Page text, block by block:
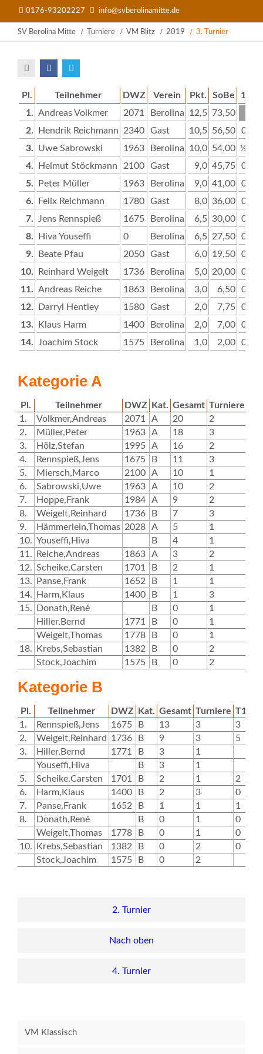
0176-93202227 info@svberolinamitte.de
SV Berolina Mitte Turniere VM Blitz 2019 3. Turnier
Pl. Teilnehmer DWZ Verein Pkt. SoBe 1
1. Andreas Volkmer 2071 Berolina 12,5 73,50
2.
Hendrik Reichmann 2340 Gast 10,5 56,50 0
3.
Uwe Sabrowski 1963 Berolina 10,0 54,00 ½
4.
Helmut Stöckmann 2100 Gast 9,0 45,75 0
5.
Peter Müller 1963 Berolina 9,0 41,00 0
6.
Felix Reichmann 1780 Gast 8,0 36,00 0
7.
Jens Rennspieß 1675 Berolina 6,5 30,00 0
8.
Hiva Youseffi 0 Berolina 6,5 27,50 0
9.
Beate Pfau 2050 Gast 6,0 19,50 0
10.
Reinhard Weigelt 1736 Berolina 5,0 20,00 0
11. Andreas Reiche 1863 Berolina 3,0 6,50 0
12.
Darryl Hentley 1580 Gast 2,0 7,75 0
13.
Klaus Harm 1400 Berolina 2,0 7,00 0
14.
Joachim Stock 1575 Berolina 1,0 2,00 0
Kategorie A
Pl. Teilnehmer DWZ Kat. Gesamt Turniere
1.
Volkmer,Andreas 2071 A 20 2
2.
Müller,Peter 1963 A 18 3
3.
Hölz,Stefan 1995 A 16 2
4.
Rennspieß,Jens 1675 B 11 3
5.
Miersch,Marco 2100 A 10
1
6.
Sabrowski,Uwe 1963 A 10
2
7.
Hoppe,Frank 1984 A 9 2
8.
Weigelt,Reinhard 1736 B 7 3
9.
Hämmerlein,Thomas 2028 A 5
1
10. Youseffi,Hiva B 4
1
11.
Reiche,Andreas 1863 A 3
2
12. Scheike,Carsten 1701 B 2 1
13.
Panse,Frank 1652 B 1 1
14.
Harm,Klaus 1400 B 1 3
15.
Donath,René B 0 1
Hiller,Bernd
1771 B 0
1
Weigelt,Thomas
1778 B 0 1
18.
Krebs,Sebastian 1382 B 0 2
Stock,Joachim
1575 B 0 2
Kategorie B
Pl. Teilnehmer DWZ Kat. Gesamt Turniere T1
1.
Rennspieß,Jens 1675 B 13 3 3
2.
Weigelt,Reinhard 1736 B 9 3 5
3.
Hiller,Bernd 1771 B 3 1
Youseffi,Hiva
B 3
1
5.
Scheike,Carsten 1701 B 2 1
2
6.
Harm,Klaus 1400 B 2 3 0
7.
Panse,Frank 1652 B 1 1
1
8.
Donath,René B 0 1
0
Weigelt,Thomas
1778 B 0 1
0
10.
Krebs,Sebastian 1382 B 0 2 0
Stock,Joachim
1575 B 0 2
2. Turnier
Nach oben
4. Turnier
VM Klassisch